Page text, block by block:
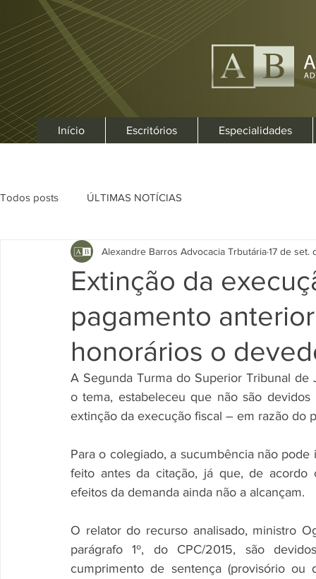
Início Escritórios Especialidades
Todos posts ÚLTIMAS NOTÍCIAS
Extinção da
pagamento
honorários o
Alexandre Barros Advocacia Trbutária17 de set.
A Segunda Turma do Superior Tribunal de
o tema, estabeleceu que não são
extinção da execução fiscal – em razão do
Para o colegiado, a sucumbência não
feito antes da citação, já que, de acordo
efeitos da demanda ainda não a alcançam.
O relator do recurso analisado, ministro
parágrafo 1º, do CPC/2015, são
cumprimento de sentença (provisório ou